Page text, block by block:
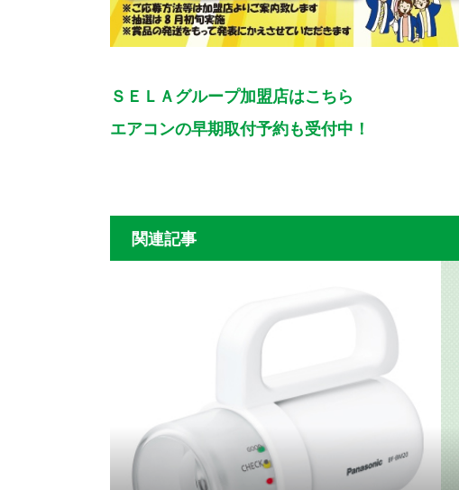
ＳＥＬＡグループ加盟店はこちら
エアコンの早期取付予約も受付中！
関連記事